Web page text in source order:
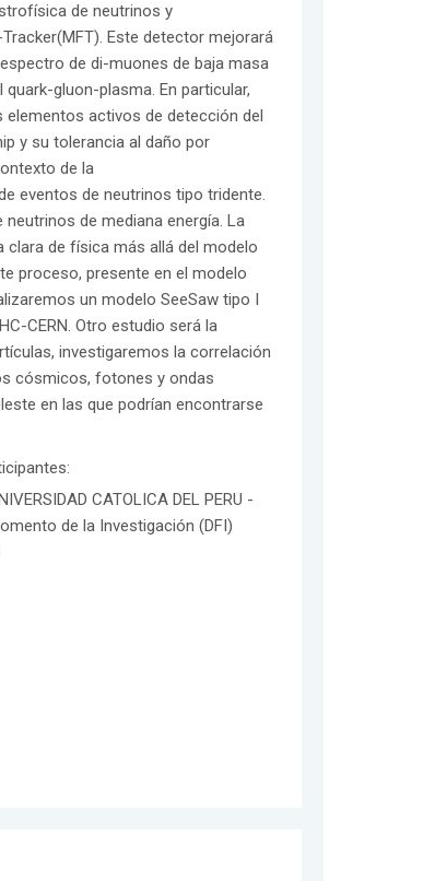
de neutrinos y
Este detector mejorará
de di-muones de baja masa
gluon-plasma. En particular,
activos de detección del
y su tolerancia al daño por
de la
eventos de neutrinos tipo tridente.
de mediana energía. La
clara de física más allá del modelo
proceso, presente en el modelo
un modelo SeeSaw tipo I
CERN. Otro estudio será la
investigaremos la correlación
cósmicos, fotones y ondas
en las que podrían encontrarse
CATOLICA DEL PERU -
de la Investigación (DFI)